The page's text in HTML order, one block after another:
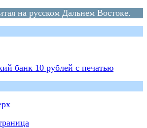
на русском Дальнем Востоке.
банк 10 рублей с печатью